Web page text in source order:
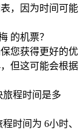
，因为时间可能
的机票？
您获得更好的优
但这可能会根据
旅程时间是多
时间为 6小时、